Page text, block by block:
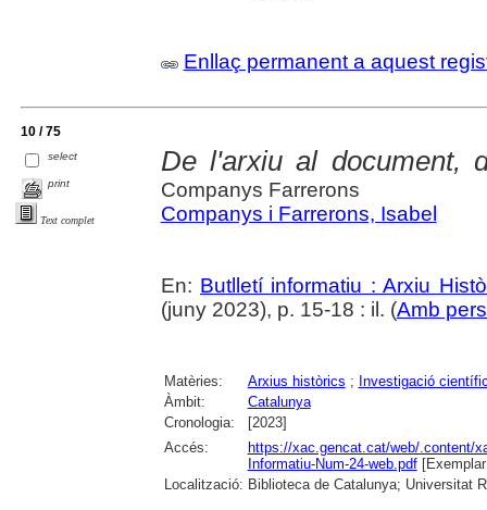
Enllaç permanent a aquest
10 / 75
select
print
Text complet
De l'arxiu al document,
Companys Farrerons
Companys i Farrerons, Isabel
En: Butlletí informatiu : Arxiu
(juny 2023), p. 15-18 : il. (Amb
Matèries: Arxius històrics ; Investigació
Àmbit:
Catalunya
Cronologia:
[2023]
Accés:
https://xac.gencat.cat/web/.content/
Informatiu-Num-24-web.pdf
Localització: Biblioteca de Catalunya; Universitat